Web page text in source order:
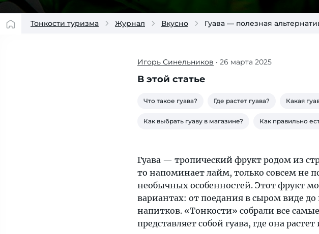
Тонкости туризма Журнал Вкусно Гуава — полезная
«Тонкости»
собрали
самые
что
представляет
собой
гуава,
где
она
Игорь Синельников • 26 марта 2025
В этой статье
Что такое гуава? Где растет гуава? Какая
Как выбрать гуаву в магазине? Как правильно
Гуава — тропический фрукт родом из
то напоминает лайм, только совсем не
необычных особенностей. Этот фрукт
вариантах: от поедания в сыром виде
напитков. «Тонкости» собрали все
представляет собой гуава, где она